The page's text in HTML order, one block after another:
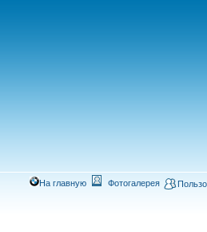
На главную Фотогалерея